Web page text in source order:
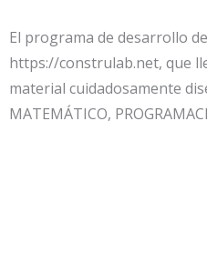
El programa de desarrollo
https://construlab.net, que
material cuidadosamente
MATEMÁTICO,